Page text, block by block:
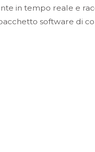
in tempo reale e
software di